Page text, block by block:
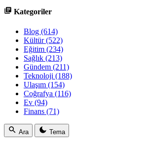
Kategoriler
Blog (614)
Kültür(522)
Eğitim (234)
Sağlık (213)
Gündem (211)
Teknoloji (188)
Ulaşım (154)
Coğrafya (116)
Ev (94)
Finans (71)
Ara Tema